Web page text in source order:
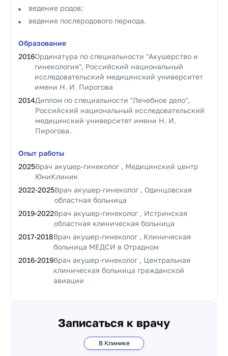
ведение родов;
ведение послеродового периода.
Образование
2016Ординатура по специальности "Акушерство и
гинекология", Российский национальный
исследовательский медицинский университет
имени Н. И. Пирогова
2014Диплом по специальности "Лечебное дело",
Российский национальный исследовательский
медицинский университет имени Н. И.
Пирогова.
Опыт работы
2025Врач акушер-гинеколог , Медицинский центр
ЮниКлиник
2022-2025Врач акушер-гинеколог , Одинцовская
областная больница
2019-2022Врач акушер-гинеколог , Истринская
областная клиническая больница
2017-2018Врач акушер-гинеколог , Клиническая
больница МЕДСИ в Отрадном
2016-2019Врач акушер-гинеколог , Центральная
клиническая больница гражданской
авиации
Записаться к врачу
В Клинике